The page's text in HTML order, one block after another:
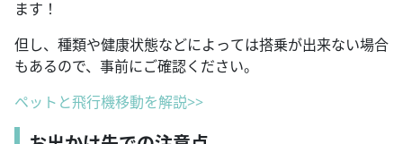
ます！
但し、種類や健康状態などによっては搭乗が出来ない場合
もあるので、事前にご確認ください。
ペットと飛行機移動を解説>>